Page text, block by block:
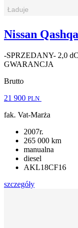
Nissan
-SPRZEDANY- 2,0
GWARANCJA
Brutto
21 900 PLN
fak. Vat-Marża
2007r.
265 000 km
manualna
diesel
AKL18CF16
szczegóły